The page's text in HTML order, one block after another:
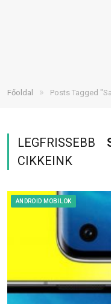
Főoldal » Posts Tagged
LEGFRISSEBB
CIKKEINK
ANDROID MOBILOK